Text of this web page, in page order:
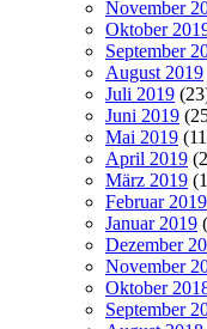
November
Oktober
September
August 2019
Juli 2019
Juni 2019
Mai 2019
April 2019
März 2019
Februar 2019
Januar 2019
Dezember
November
Oktober
September